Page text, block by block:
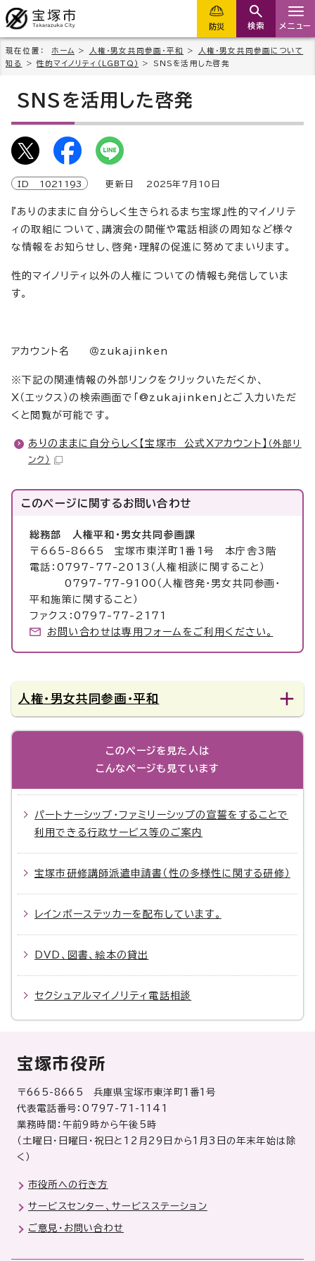
防災 検索 メニュー
現在位置： ホーム > 人権・男女共同参画・平和 >
人権・男女共同参画について
知る
>性的マイノリティ（LGBTQ) > SNSを活用した啓発
SNSを活用した啓発
ID 1021193 更新日 2025年7月 10 日
『ありのままに自分らしく生きられるまち宝塚』性的マイノリテ
ィの取組について、講演会の開催や電話相談の周知など様々
な情報をお知らせし、啓発・理解の促進に努めてまいります。
性的マイノリティ以外の人権についての情報も発信していま
す。
アカウント名 ＠zukajinken
※下記の関連情報の外部リンクをクリックいただくか、
X（エックス）の検索画面で「@zukajinken」とご入力いただ
くと閲覧が可能です。
ありのままに自分らしく【宝塚市 公式Xアカウント】 （外部リ
ンク）
このページに関するお問い合わせ
総務部 人権平和・男女共同参画課
〒665-8665 宝塚市東洋町1番1号 本庁舎3階
電話：0797-77-2013（人権相談に関すること）
0797-77-9100（人権啓発・男女共同参画・
平和施策に関すること）
ファクス：0797-77-2171
お問い合わせは専用フォームをご利用ください。
人権・男女共同参画・平和
このページを見た人は
こんなページも見ています
パートナーシップ・ファミリーシップの宣誓をすることで
利用できる行政サービス等のご案内
宝塚市研修講師派遣申請書（性の多様性に関する研修）
レインボーステッカーを配布しています。
DVD、図書、絵本の貸出
セクシュアルマイノリティ電話相談
宝塚市役所
〒665-8665 兵庫県宝塚市東洋町1番1号
代表電話番号：0797-71-1141
業務時間：午前9時から午後5時
（土曜日・日曜日・祝日と12月29日から1月3日の年末年始は除
く）
市役所への行き方
サービスセンター、サービスステーション
ご意見・お問い合わせ